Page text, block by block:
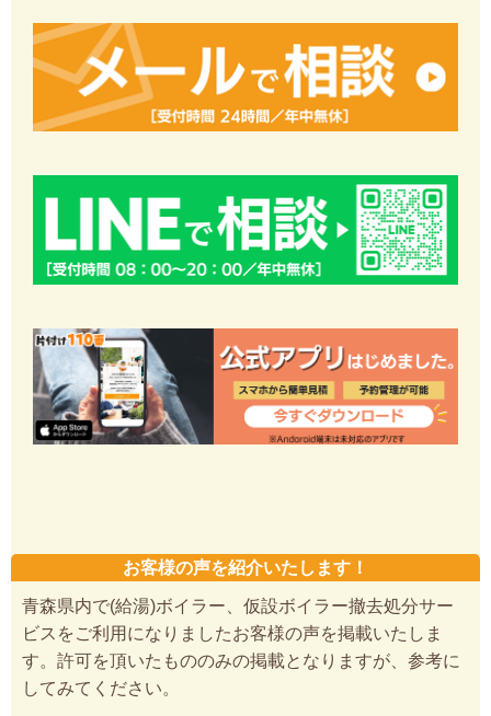
お客様の声を紹介いたします！
青森県内で(給湯)ボイラー、仮設ボイラー撤去処分サー
ビスをご利用になりましたお客様の声を掲載いたしま
す。許可を頂いたもののみの掲載となりますが、参考に
してみてください。